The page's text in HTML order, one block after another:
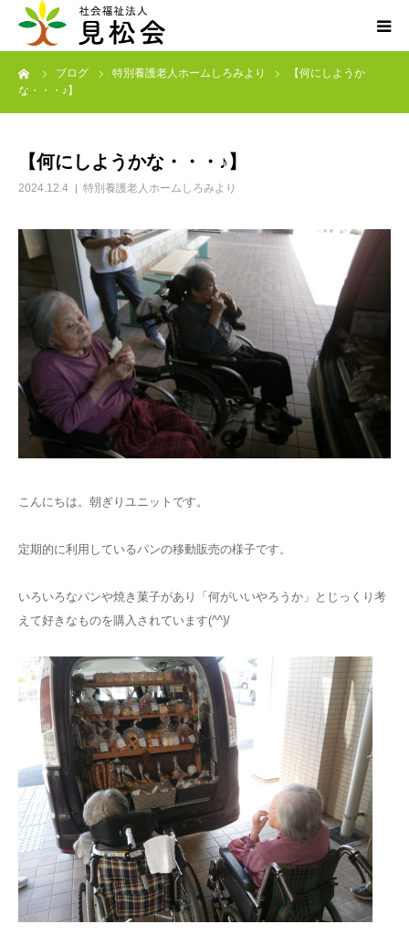
ブログ 特別養護老人ホームしろみより
【何にしようか
な・・・♪】
【何にしようかな・・・♪】
2024.12.4 特別養護老人ホームしろみより
こんにちは。朝ぎりユニットです。
定期的に利用しているパンの移動販売の様子です。
いろいろなパンや焼き菓子があり「何がいいやろうか」とじっくり考
えて好きなものを購入されています(^^)/
ブログ
サービス内容
求人・ボランティア
アクセス
お知らせ